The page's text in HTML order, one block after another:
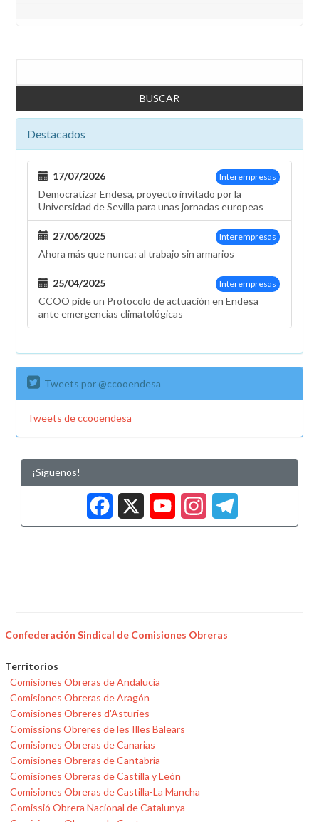
Destacados
Interempresas
17/07/2026
Democratizar Endesa, proyecto invitado por la
Universidad de Sevilla para unas jornadas europeas
Interempresas
27/06/2025
Ahora más que nunca: al trabajo sin armarios
Interempresas
25/04/2025
CCOO pide un Protocolo de actuación en Endesa
ante emergencias climatológicas
Tweets por @ccooendesa
Tweets de ccooendesa
¡Síguenos!
Facebook
X
Confederación Sindical de Comisiones Obreras
Territorios
Comisiones Obreras de Andalucía
Comisiones Obreras de Aragón
Comisiones Obreres d'Asturies
Comissions Obreres de les Illes Balears
Comisiones Obreras de Canarias
Comisiones Obreras de Cantabria
Comisiones Obreras de Castilla y León
Comisiones Obreras de Castilla-La Mancha
Comissió Obrera Nacional de Catalunya